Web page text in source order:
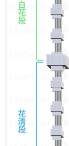
白
花
段
花
清
段